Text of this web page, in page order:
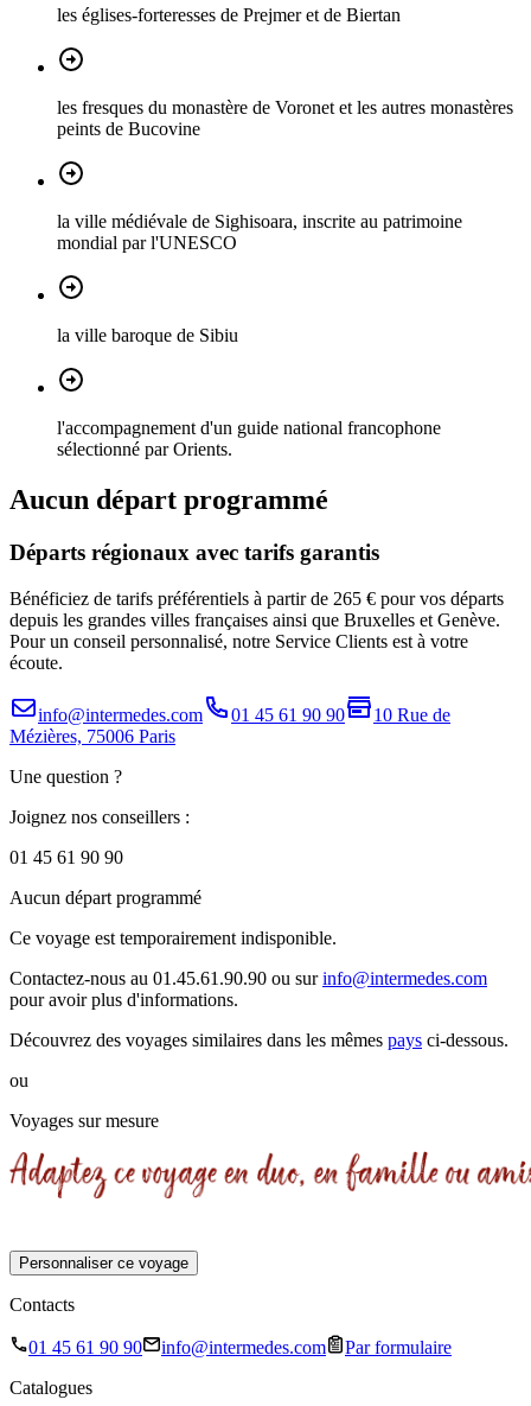
les églises-forteresses de Prejmer et de Biertan
les fresques du monastère de Voronet et les autres monastères
peints de Bucovine
la ville médiévale de Sighisoara, inscrite au patrimoine
mondial par l'UNESCO
la ville baroque de Sibiu
l'accompagnement d'un guide national francophone
sélectionné par Orients.
Aucun départ programmé
Départs régionaux avec tarifs garantis
Bénéficiez de tarifs préférentiels à partir de 265 € pour vos départs
depuis les grandes villes françaises ainsi que Bruxelles et Genève.
Pour un conseil personnalisé, notre Service Clients est à votre
écoute.
info@intermedes.com 01 45 61 90 90
10 Rue de
Mézières, 75006 Paris
Une question ?
Joignez nos conseillers :
01 45 61 90 90
Aucun départ programmé
Ce voyage est temporairement indisponible.
Contactez-nous au 01.45.61.90.90 ou surinfo@intermedes.com
pour avoir plus d'informations.
Découvrez des voyages similaires dans les mêmes pays ci-dessous.
ou
Voyages sur mesure
Personnaliser ce voyage
Contacts
01 45 61 90 90 info@intermedes.com
Par formulaire
Catalogues